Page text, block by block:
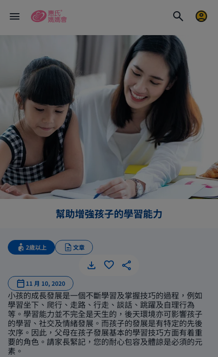
幫助增強孩子的學習能力
2歲以上 文章
11 月 10, 2020
小孩的成長發展是一個不斷學習及掌握技巧的過程，例如
學習坐下、爬行、走路、行走、談話、跳躍及自理行為
等。學習能力並不完全是天生的，後天環境亦可影響孩子
的學習、社交及情緒發展。而孩子的發展是有特定的先後
次序。因此，父母在孩子發展基本的學習技巧方面有着重
要的角色。請家長緊記，您的耐心包容及體諒是必須的元
素。